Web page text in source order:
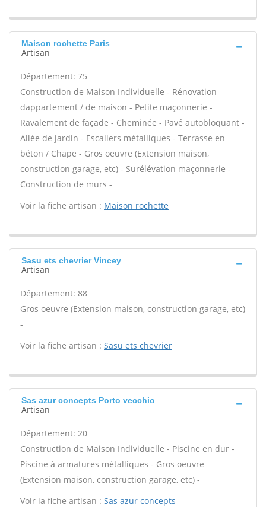
Maison rochette Paris
Artisan
Département: 75
Construction de Maison Individuelle - Rénovation
dappartement / de maison - Petite maçonnerie -
Ravalement de façade - Cheminée - Pavé autobloquant -
Allée de jardin - Escaliers métalliques - Terrasse en
béton / Chape - Gros oeuvre (Extension maison,
construction garage, etc) - Surélévation maçonnerie -
Construction de murs -
Voir la fiche artisan : Maison rochette
Sasu ets chevrier Vincey
Artisan
Département: 88
Gros oeuvre (Extension maison, construction garage, etc)
-
Voir la fiche artisan : Sasu ets chevrier
Sas azur concepts Porto vecchio
Artisan
Département: 20
Construction de Maison Individuelle - Piscine en dur -
Piscine à armatures métalliques - Gros oeuvre
(Extension maison, construction garage, etc) -
Voir la fiche artisan : Sas azur concepts